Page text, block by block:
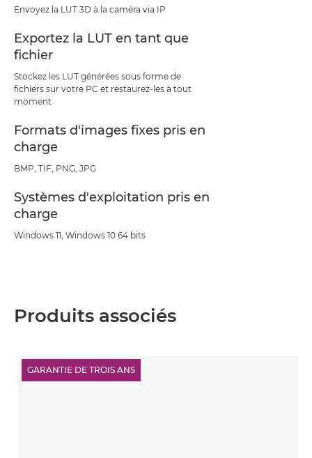
Envoyez la LUT 3D à la caméra via IP
Exportez la LUT en tant que
fichier
Stockez les LUT générées sous forme de
fichiers sur votre PC et restaurez-les à tout
moment
Formats d'images fixes pris en
charge
BMP, TIF, PNG, JPG
Systèmes d'exploitation pris en
charge
Windows 11, Windows 10 64 bits
Produits associés
GARANTIE DE TROIS ANS